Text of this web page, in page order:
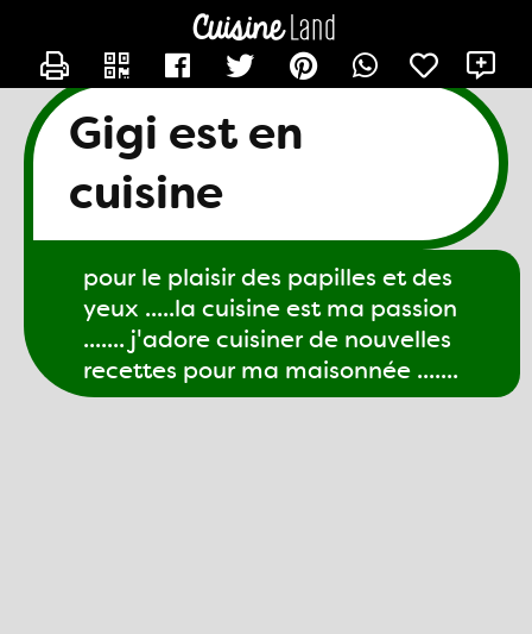
Gigi est en
cuisine
pour le plaisir des papilles et des
yeux .....la cuisine est ma passion
....... j'adore cuisiner de nouvelles
recettes pour ma maisonnée .......
CONTACTER GIGI61